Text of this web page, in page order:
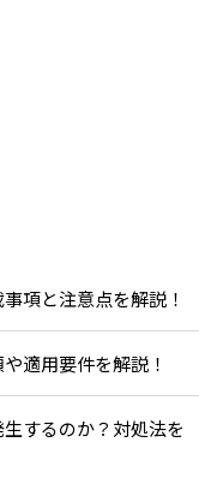
項と注意点を解説！
適用要件を解説！
するのか？対処法を